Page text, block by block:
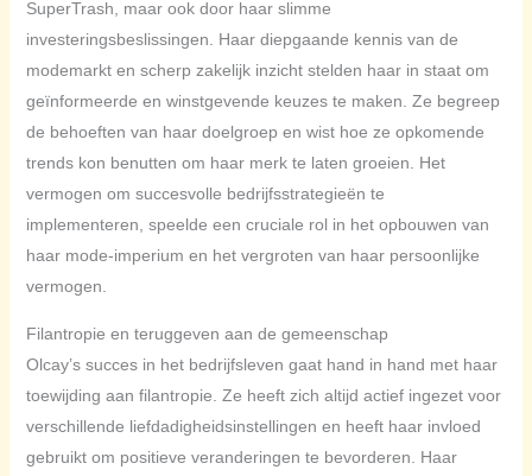
SuperTrash, maar ook door haar slimme
investeringsbeslissingen. Haar diepgaande kennis van de
modemarkt en scherp zakelijk inzicht stelden haar in staat om
geïnformeerde en winstgevende keuzes te maken. Ze begreep
de behoeften van haar doelgroep en wist hoe ze opkomende
trends kon benutten om haar merk te laten groeien. Het
vermogen om succesvolle bedrijfsstrategieën te
implementeren, speelde een cruciale rol in het opbouwen van
haar mode-imperium en het vergroten van haar persoonlijke
vermogen.
Filantropie en teruggeven aan de gemeenschap
Olcay’s succes in het bedrijfsleven gaat hand in hand met haar
toewijding aan filantropie. Ze heeft zich altijd actief ingezet voor
verschillende liefdadigheidsinstellingen en heeft haar invloed
gebruikt om positieve veranderingen te bevorderen. Haar